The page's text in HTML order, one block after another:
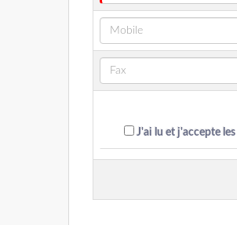
J'ai lu et j'accepte les